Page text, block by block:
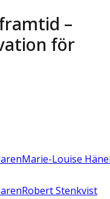
–
för
Marie-Louise
Robert Stenkvist